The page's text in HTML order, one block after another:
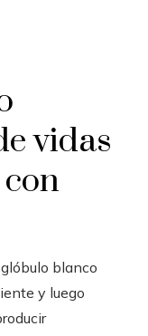
vidas
blanco
y luego